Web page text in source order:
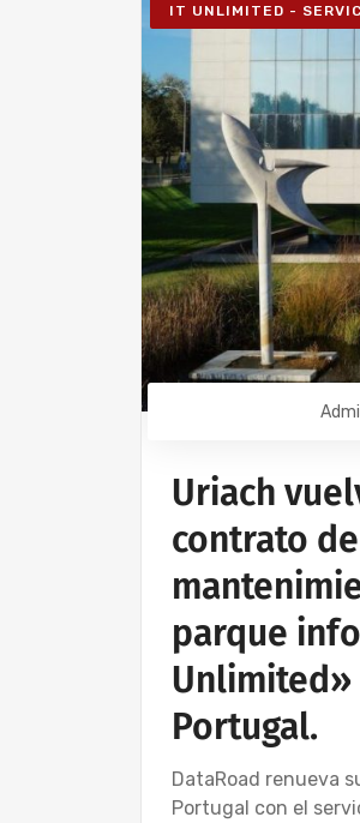
IT UNLIMITED -
Uriach
contrato
parque
Unlimited»
Portugal.
DataRoad renueva
Portugal con el